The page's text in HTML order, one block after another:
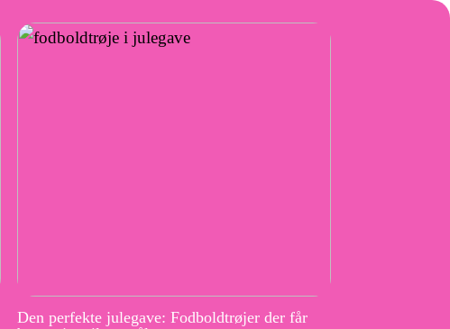
Den perfekte julegave: Fodboldtrøjer der får